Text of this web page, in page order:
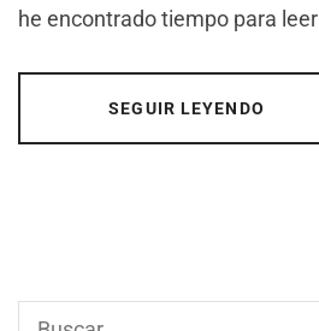
he encontrado tiempo para leer
SEGUIR LEYENDO
Buscar: